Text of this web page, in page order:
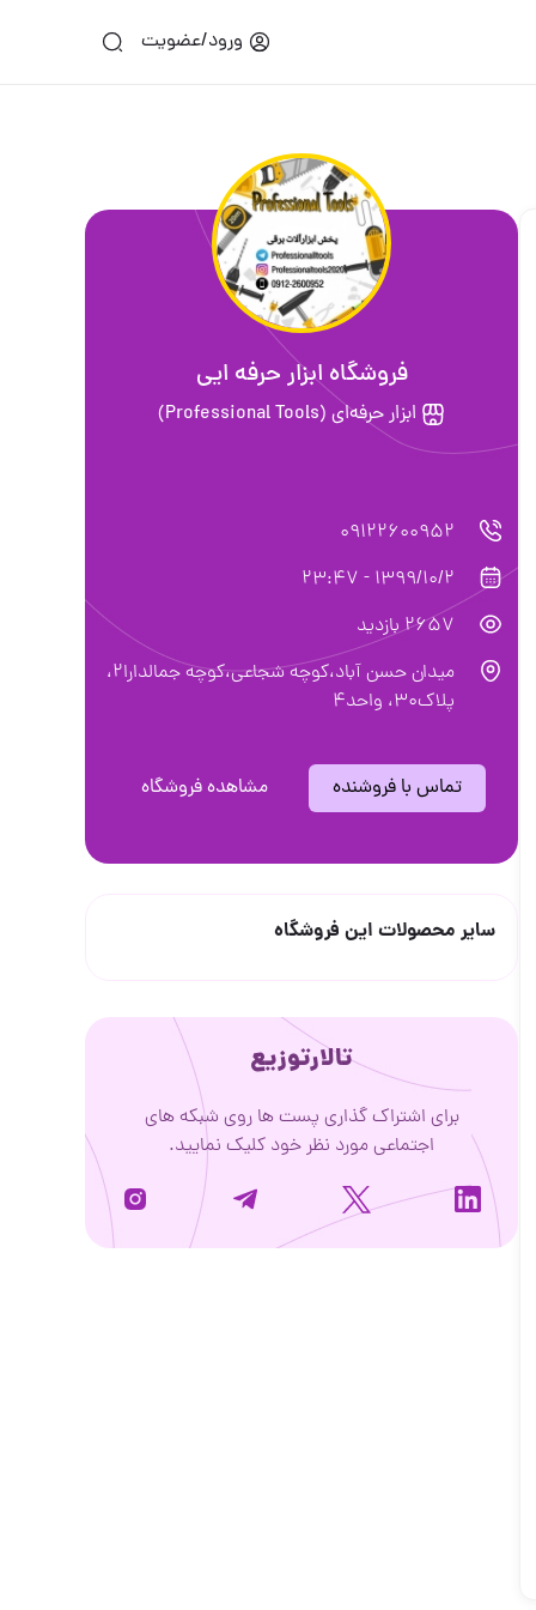
ورود/عضویت
فروشگاه ابزار حرفه ایی
ابزار حرفه‌ای (Professional Tools)
09122600952
1399/10/2 - 23:47
2657 بازدید
میدان حسن آباد،کوچه شجاعی،کوچه جمالدارا۲،
پلاک۳۰، واحد۴
تماس با فروشنده مشاهده فروشگاه
سایر محصولات این فروشگاه
تالارتوزیع
برای اشتراک گذاری پست ها روی شبکه های
اجتماعی مورد نظر خود کلیک نمایید.